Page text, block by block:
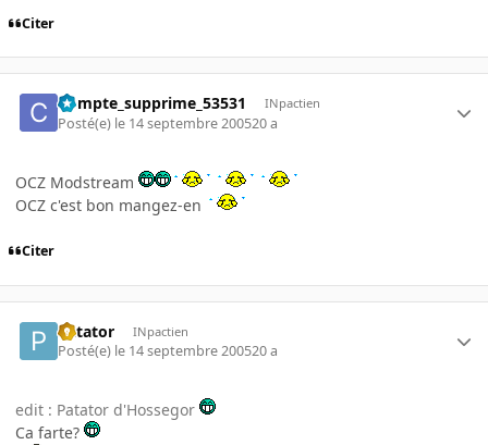
Citer
Compte_supprime_53531 INpactien
Posté(e) le 14 septembre 200520 a
OCZ Modstream
OCZ c'est bon mangez-en
Citer
Patator INpactien
Posté(e) le 14 septembre 200520 a
edit : Patator d'Hossegor
Ca farte?